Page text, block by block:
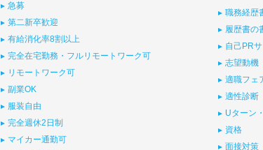
急募
第二新卒歓迎
有給消化率8割以上
完全在宅勤務・フルリモートワーク可
リモートワーク可
副業OK
服装自由
完全週休2日制
マイカー通勤可
職務経歴
履歴書の
自己PR
志望動機
適職フェ
適性診断
Uターン
資格
面接対策